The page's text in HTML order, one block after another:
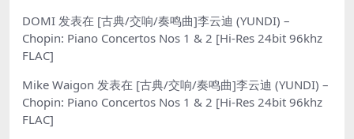
DOMI 发表在 [古典/交响/奏鸣曲]李云迪 (YUNDI) –
Chopin: Piano Concertos Nos 1 & 2 [Hi-Res 24bit 96khz
FLAC]
Mike Waigon 发表在 [古典/交响/奏鸣曲]李云迪 (YUNDI) –
Chopin: Piano Concertos Nos 1 & 2 [Hi-Res 24bit 96khz
FLAC]